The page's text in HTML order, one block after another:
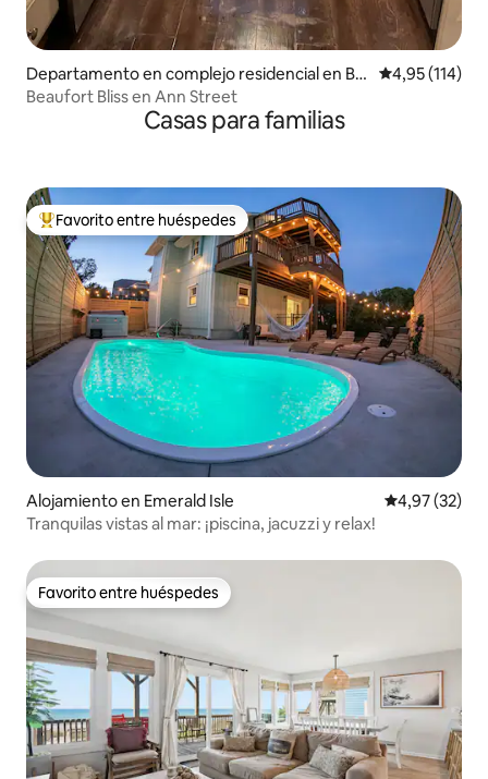
Departamento en complejo residencial en Be
aufort
Calificación
4,95 (114)
Beaufort Bliss en Ann Street
Casas para familias
Favorito entre los huéspedes más destacados
Favorito entre huéspedes
Alojamiento en Emerald Isle Calificación
4,97 (32)
Tranquilas vistas al mar: ¡piscina, jacuzzi y relax!
Favorito entre huéspedes
Favorito entre huéspedes